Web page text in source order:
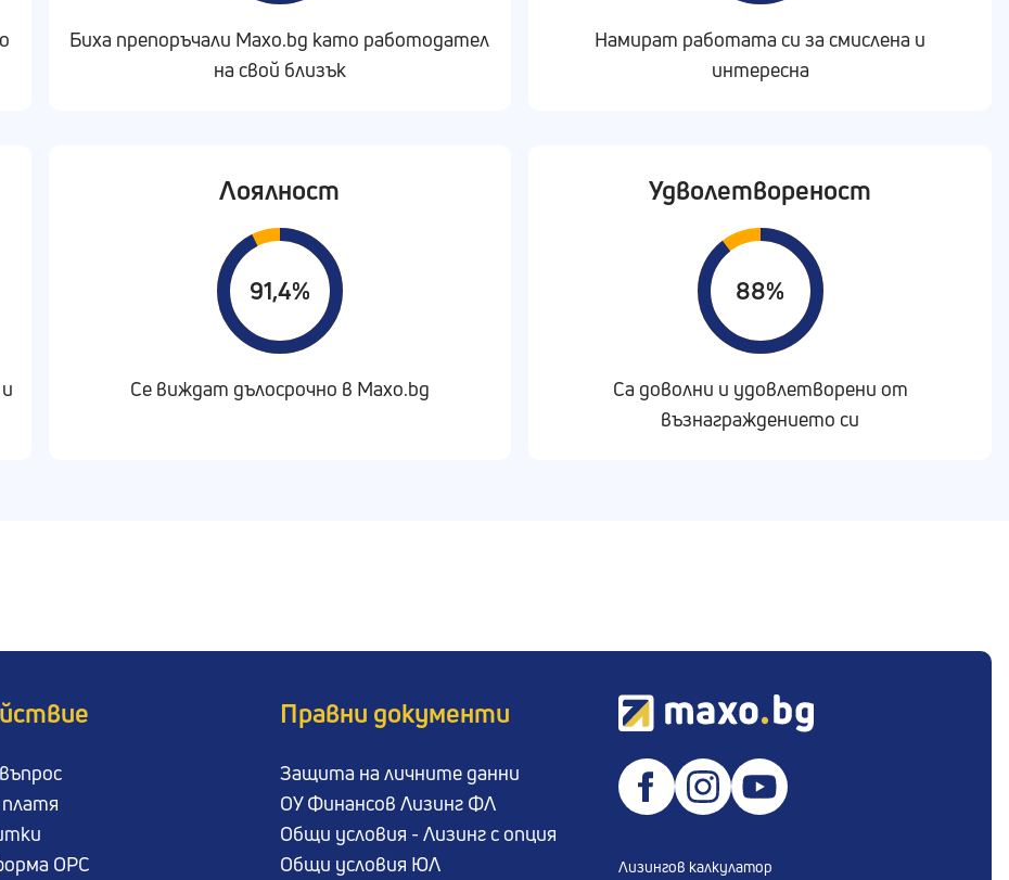
Биха препоръчали Maxo.bg като работодател
на свой близък
Намират работата си за смислена и
интересна
Лоялност
91,4%
Се виждат дълосрочно в Maxo.bg
Удволетвореност
88%
Са доволни и удовлетворени от
възнаграждението си
ОРС
Правни документи
Защита на личните данни
ОУ Финансов Лизинг ФЛ
Общи условия - Лизинг с опция
Общи условия ЮЛ
Лизингов калкулатор